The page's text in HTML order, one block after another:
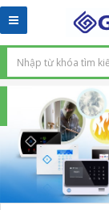
Toggle
navigation